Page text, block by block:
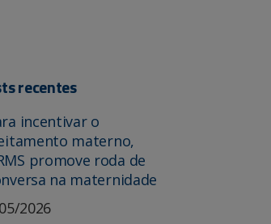
recentes
incentivar o
materno,
promove roda de
na maternidade
2026